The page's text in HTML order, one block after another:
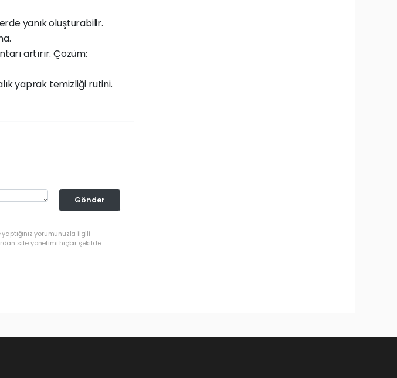
yanık oluşturabilir.
artırır. Çözüm:
yaprak temizliği rutini.
Gönder
yorumunuzla ilgili
site yönetimi hiçbir şekilde